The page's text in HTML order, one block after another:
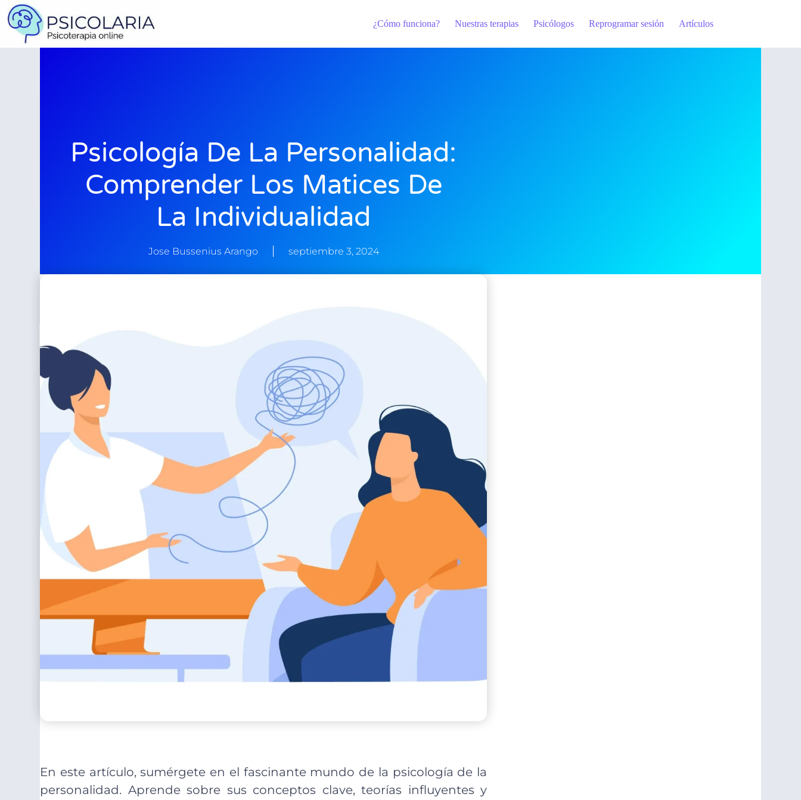
¿Cómo funciona? Nuestras terapias Psicólogos Reprogramar sesión Artículos
Psicología De La Personalidad:
Comprender Los Matices De
La Individualidad
Jose Bussenius Arango septiembre 3, 2024
En este artículo, sumérgete en el fascinante mundo de la psicología de la
personalidad. Aprende sobre sus conceptos clave, teorías influyentes y